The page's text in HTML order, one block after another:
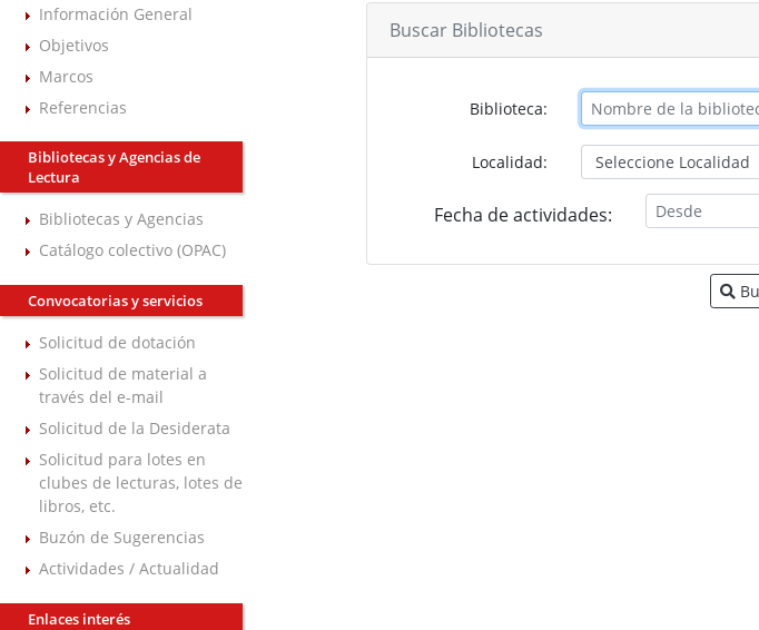
Información General
Objetivos
Marcos
Referencias
Bibliotecas y Agencias de
Lectura
Bibliotecas y Agencias
Catálogo colectivo (OPAC)
Convocatorias y servicios
Solicitud de dotación
Solicitud de material a
través del e-mail
Solicitud de la Desiderata
Solicitud para lotes en
clubes de lecturas, lotes de
libros, etc.
Buzón de Sugerencias
Actividades / Actualidad
Enlaces interés
Buscar Bibliotecas
Biblioteca:
Localidad:
Fecha de actividades: